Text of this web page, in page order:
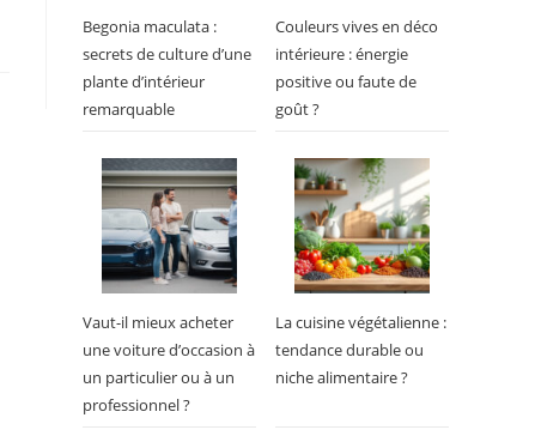
Begonia maculata :
secrets de culture d’une
plante d’intérieur
remarquable
Couleurs vives en déco
intérieure : énergie
positive ou faute de
goût ?
Vaut-il mieux acheter
une voiture d’occasion à
un particulier ou à un
professionnel ?
La cuisine végétalienne :
tendance durable ou
niche alimentaire ?